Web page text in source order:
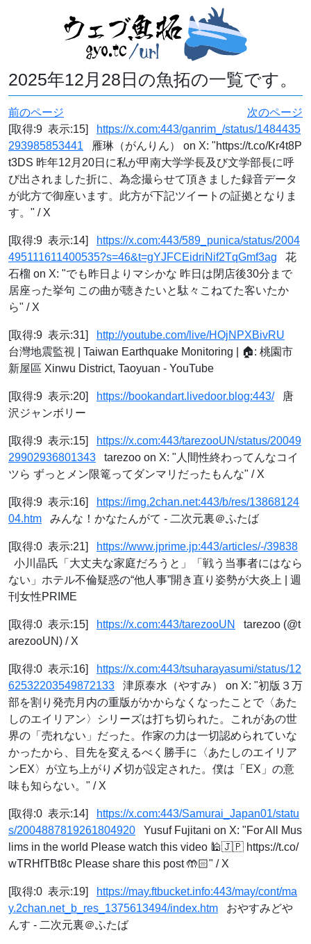
2025年12月28日の魚拓の一覧です。
前のページ
次のページ
[取得:9 表示:15]
https://x.com:443/ganrim_/status/1484435
293985853441 雁琳（がんりん） on X: "https://t.co/Kr4t8P
t3DS 昨年12月20日に私が甲南大学学長及び文学部長に呼
び出されました折に、為念撮らせて頂きました録音データ
が此方で御座います。此方が下記ツイートの証拠となりま
す。" / X
[取得:9 表示:14]
https://x.com:443/589_punica/status/2004
495111611400535?s=46&t=gYJFCEidriNif2TqGmf3ag 花
石榴 on X: "でも昨日よりマシかな 昨日は閉店後30分まで
居座った挙句 この曲が聴きたいと駄々こねてた客いたか
ら" / X
[取得:9 表示:31]
http://youtube.com/live/HOjNPXBivRU
台灣地震監視 | Taiwan Earthquake Monitoring | 🏠: 桃園市
新屋區 Xinwu District, Taoyuan - YouTube
[取得:9 表示:20] https://bookandart.livedoor.blog:443/唐
沢ジャンボリー
[取得:9 表示:15]
https://x.com:443/tarezooUN/status/20049
29902936801343 tarezoo on X: "人間性終わってんなコイ
ツら ずっとメン限篭ってダンマリだったもんな" / X
[取得:9 表示:16]
https://img.2chan.net:443/b/res/13868124
04.htm みんな！かなたんがて - 二次元裏＠ふたば
[取得:0 表示:21]
https://www.jprime.jp:443/articles/-/39838
小川晶氏「大丈夫な家庭だろうと」「戦う当事者にはなら
ない」ホテル不倫疑惑の“他人事”開き直り姿勢が大炎上 | 週
刊女性PRIME
[取得:0 表示:15] https://x.com:443/tarezooUN
tarezoo (@t
arezooUN) / X
[取得:0 表示:16]
https://x.com:443/tsuharayasumi/status/12
62532203549872133 津原泰水（やすみ） on X: "初版３万
部を割り発売月内の重版がかからなくなったことで〈あた
しのエイリアン〉シリーズは打ち切られた。これがあの世
界の「売れない」だった。作家の力は一切認められていな
かったから、目先を変えるべく勝手に〈あたしのエイリア
ンEX〉が立ち上がり〆切が設定された。僕は「EX」の意
味も知らない。" / X
[取得:0 表示:14]
https://x.com:443/Samurai_Japan01/statu
s/2004887819261804920 Yusuf Fujitani on X: "For All Mus
lims in the world Please watch this video 🕌🇯🇵 https://t.co/
wTRHfTBt8c Please share this post 🤲🏻" / X
[取得:0 表示:19]
https://may.ftbucket.info:443/may/cont/ma
y.2chan.net_b_res_1375613494/index.htm おやすみどや
んす - 二次元裏＠ふたば